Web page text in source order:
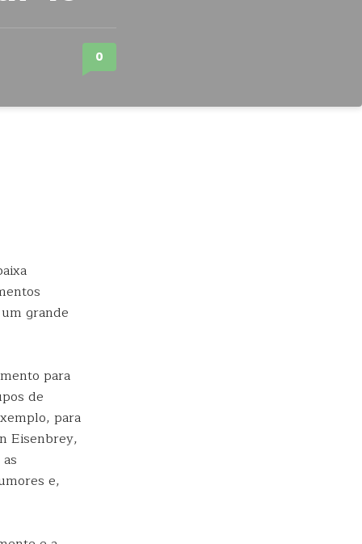
0
grande
para
de
para
Eisenbrey,
e,